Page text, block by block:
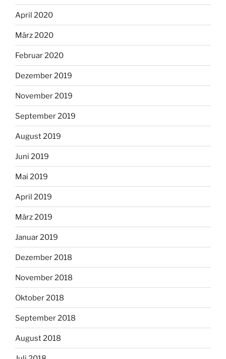
April 2020
März 2020
Februar 2020
Dezember 2019
November 2019
September 2019
August 2019
Juni 2019
Mai 2019
April 2019
März 2019
Januar 2019
Dezember 2018
November 2018
Oktober 2018
September 2018
August 2018